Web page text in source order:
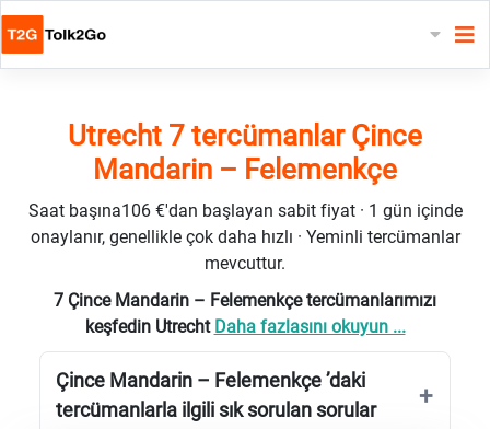
Utrecht 7 tercümanlar Çince
Mandarin – Felemenkçe
Saat başına106 €'dan başlayan sabit fiyat · 1 gün içinde
onaylanır, genellikle çok daha hızlı · Yeminli tercümanlar
mevcuttur.
7 Çince Mandarin – Felemenkçe tercümanlarımızı
keşfedin Utrecht Daha fazlasını okuyun ...
Çince Mandarin – Felemenkçe ’daki
tercümanlarla ilgili sık sorulan sorular